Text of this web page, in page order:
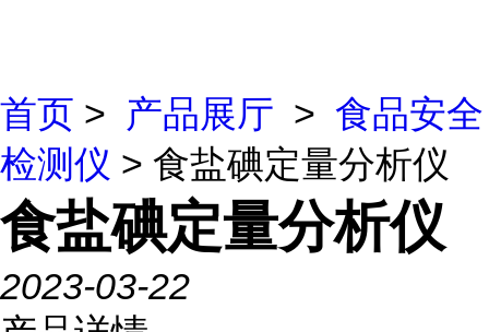
首页 > 产品展厅 > 食品安全
检测仪 > 食盐碘定量分析仪
食盐碘定量分析仪
2023-03-22